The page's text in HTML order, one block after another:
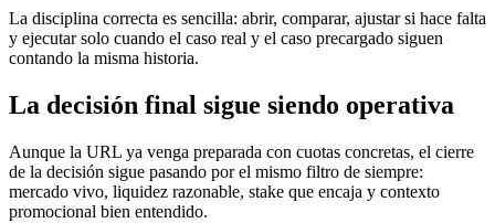
La disciplina correcta es sencilla: abrir, comparar, ajustar si hace falta
y ejecutar solo cuando el caso real y el caso precargado siguen
contando la misma historia.
La decisión final sigue siendo operativa
Aunque la URL ya venga preparada con cuotas concretas, el cierre
de la decisión sigue pasando por el mismo filtro de siempre:
mercado vivo, liquidez razonable, stake que encaja y contexto
promocional bien entendido.